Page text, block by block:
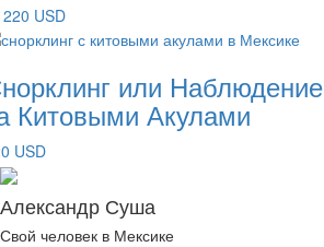
220 USD
или Наблюдение
Китовыми Акулами
USD
Александр Суша
Свой человек в Мексике